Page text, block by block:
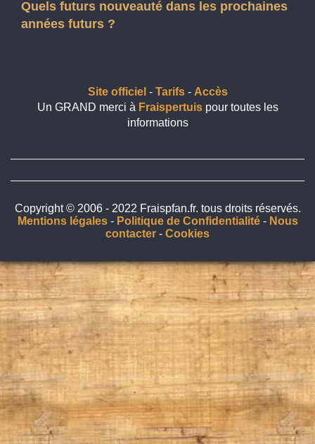
Quels futurs nouveauté dans les prochaines
années futurs ?
Site officiel - Tarifs- Accès
Un GRAND merci à Fraispertuispour toutes les
informations
Copyright © 2006 - 2022 Fraispfan.fr. tous droits réservés.
Mentions légales- Politique de Confidentialité- Nous
contacter - Cookies